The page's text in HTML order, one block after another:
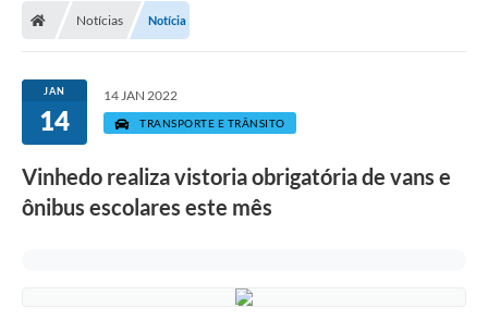
Licitações
Transparência
Concursos e Processos Seletivos
Notícias Notícia
JAN
14
14 JAN 2022
TRANSPORTE E TRÂNSITO
Vinhedo realiza vistoria obrigatória de vans e
ônibus escolares este mês